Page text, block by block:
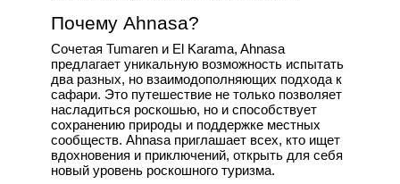
Почему Ahnasa?
Сочетая Tumaren и El Karama, Ahnasa
предлагает уникальную возможность испытать
два разных, но взаимодополняющих подхода к
сафари. Это путешествие не только позволяет
насладиться роскошью, но и способствует
сохранению природы и поддержке местных
сообществ. Ahnasa приглашает всех, кто ищет
вдохновения и приключений, открыть для себя
новый уровень роскошного туризма.